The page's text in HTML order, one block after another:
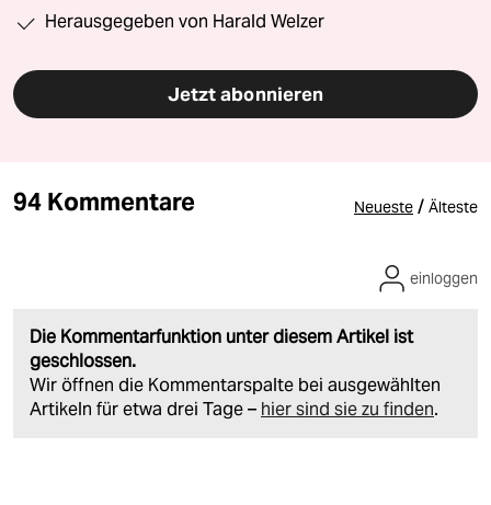
Herausgegeben von Harald Welzer
Jetzt abonnieren
94 Kommentare Neueste / Älteste
Die Kommentarfunktion unter diesem Artikel ist
geschlossen.
Wir öffnen die Kommentarspalte bei ausgewählten
Artikeln für etwa drei Tage – hier sind sie zu finden.
einloggen